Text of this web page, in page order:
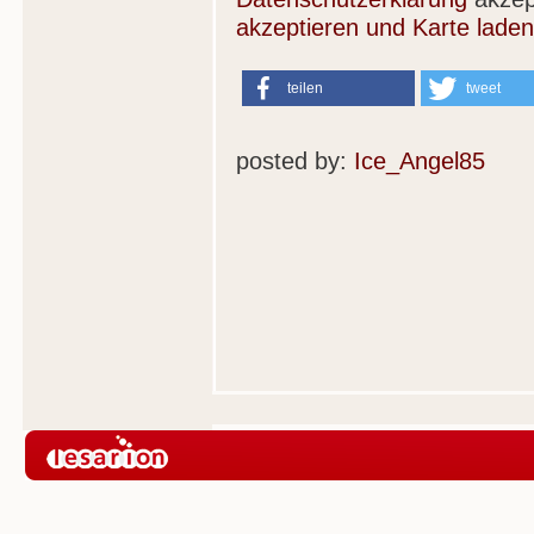
akzeptieren und Karte laden
teilen tweet
posted by: Ice_Angel85